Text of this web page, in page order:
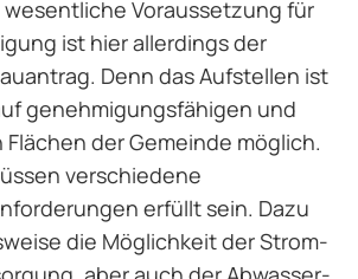
Voraussetzung für
ist hier allerdings der
. Denn das Aufstellen ist
genehmigungsfähigen und
der Gemeinde möglich.
verschiedene
erfüllt sein. Dazu
die Möglichkeit der Strom-